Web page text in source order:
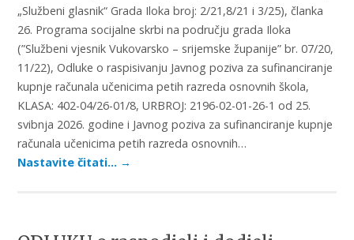
„Službeni glasnik“ Grada Iloka broj: 2/21,8/21 i 3/25), članka
26. Programa socijalne skrbi na području grada Iloka
(”Službeni vjesnik Vukovarsko – srijemske županije” br. 07/20,
11/22), Odluke o raspisivanju Javnog poziva za sufinanciranje
kupnje računala učenicima petih razreda osnovnih škola,
KLASA: 402-04/26-01/8, URBROJ: 2196-02-01-26-1 od 25.
svibnja 2026. godine i Javnog poziva za sufinanciranje kupnje
računala učenicima petih razreda osnovnih…
Nastavite čitati… →